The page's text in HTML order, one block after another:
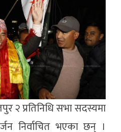
२ प्रतिनिधि सभा सदस्यमा
निर्वाचित भएका छन् ।